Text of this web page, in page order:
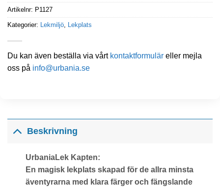
Artikelnr: P1127
Kategorier: Lekmiljö Lekplats
Du kan även beställa via vårt kontaktformulär eller mejla
oss på info@urbania.se
Beskrivning
UrbaniaLek Kapten:
En magisk lekplats skapad för de allra minsta
äventyrarna med klara färger och fängslande